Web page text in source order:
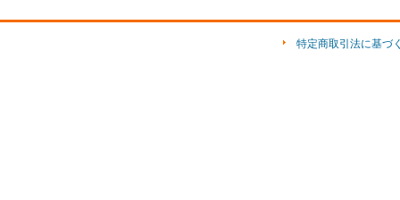
特定商取引法に基づ